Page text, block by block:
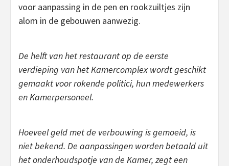
voor aanpassing in de pen en rookzuiltjes zijn
alom in de gebouwen aanwezig.
De helft van het restaurant op de eerste
verdieping van het Kamercomplex wordt geschikt
gemaakt voor rokende politici, hun medewerkers
en Kamerpersoneel.
Hoeveel geld met de verbouwing is gemoeid, is
niet bekend. De aanpassingen worden betaald uit
het onderhoudspotje van de Kamer, zegt een